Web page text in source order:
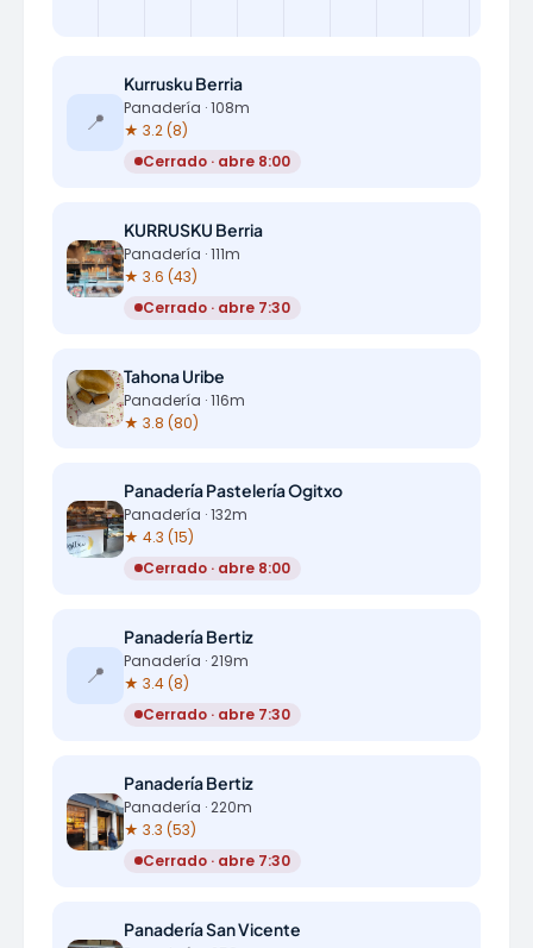
📍
Kurrusku Berria
Panadería · 108m
★ 3.2 (8)
Cerrado · abre 8:00
KURRUSKU Berria
Panadería · 111m
★ 3.6 (43)
Cerrado · abre 7:30
Tahona Uribe
Panadería · 116m
★ 3.8 (80)
Panadería Pastelería Ogitxo
Panadería · 132m
★ 4.3 (15)
Cerrado · abre 8:00
📍
Panadería Bertiz
Panadería · 219m
★ 3.4 (8)
Cerrado · abre 7:30
Panadería Bertiz
Panadería · 220m
★ 3.3 (53)
Cerrado · abre 7:30
Panadería San Vicente